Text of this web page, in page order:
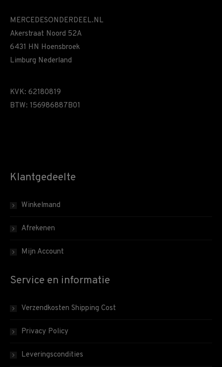
MERCEDESONDERDEEL.NL
Akerstraat Noord 52A
6431 HN Hoensbroek
Limburg Nederland
KVK: 62180819
BTW: 156986887B01
Klantgedeelte
Winkelmand
Afrekenen
Mijn Account
Service en informatie
Verzendkosten Shipping Cost
Privacy Policy
Leveringscondities